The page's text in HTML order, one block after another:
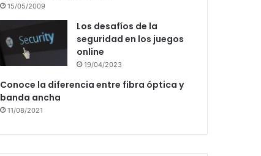
15/05/2009
Los desafíos de la
seguridad en los juegos
online
19/04/2023
Conoce la diferencia entre fibra óptica y
banda ancha
11/08/2021